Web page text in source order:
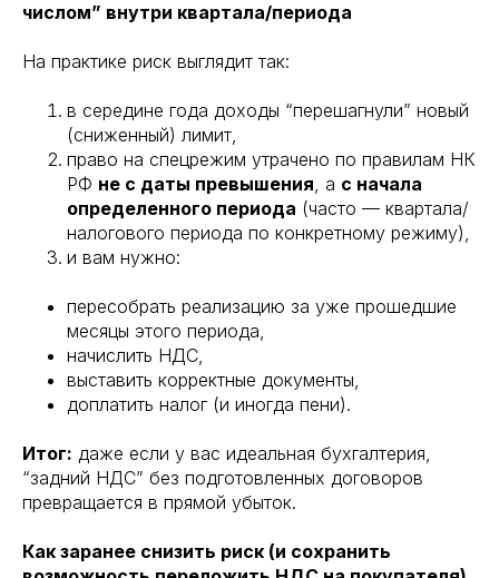
числом” внутри квартала/периода
На практике риск выглядит так:
в середине года доходы “перешагнули” новый
(сниженный) лимит,
право на спецрежим утрачено по правилам НК
РФ не с даты превышения, а с начала
определенного периода (часто — квартала/
налогового периода по конкретному режиму),
и вам нужно:
пересобрать реализацию за уже прошедшие
месяцы этого периода,
начислить НДС,
выставить корректные документы,
доплатить налог (и иногда пени).
Итог: даже если у вас идеальная бухгалтерия,
“задний НДС” без подготовленных договоров
превращается в прямой убыток.
Как заранее снизить риск (и сохранить